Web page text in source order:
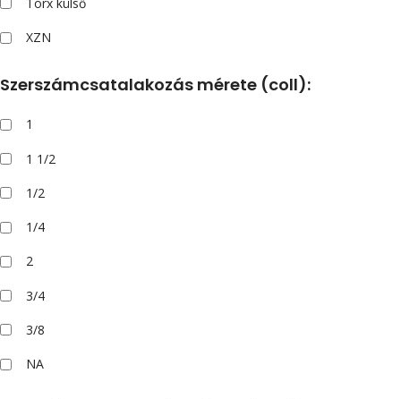
XZN
Szerszámcsatalakozás mérete (coll):
1
1 1/2
1/2
1/4
2
3/4
3/8
NA